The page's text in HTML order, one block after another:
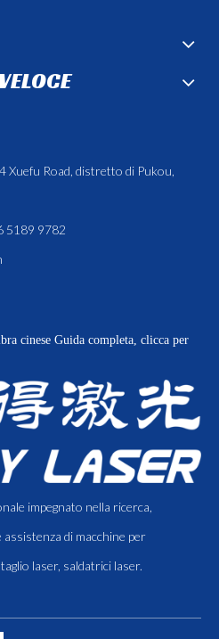
Xuefu Road, distretto di Pukou,
5189 9782
cinese Guida completa, clicca per
impegnato nella ricerca,
di macchine per
laser, saldatrici laser.